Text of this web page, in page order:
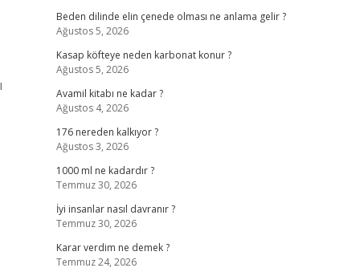
Beden dilinde elin çenede olması ne anlama gelir ?
Ağustos 5, 2026
Kasap köfteye neden karbonat konur ?
Ağustos 5, 2026
Avamil kitabı ne kadar ?
Ağustos 4, 2026
176 nereden kalkıyor ?
Ağustos 3, 2026
1000 ml ne kadardır ?
Temmuz 30, 2026
İyi insanlar nasıl davranır ?
Temmuz 30, 2026
Karar verdim ne demek ?
Temmuz 24, 2026